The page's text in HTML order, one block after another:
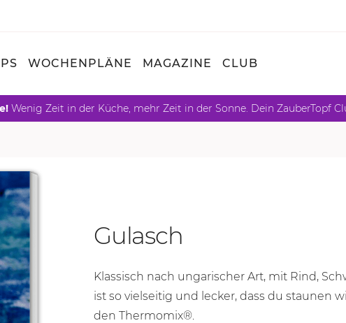
WOCHENPLÄNE MAGAZINE CLUB
Wenig Zeit in der Küche, mehr Zeit in der Sonne. Dein ZauberTopf
Gulasch
Klassisch nach ungarischer Art, mit Rind,
ist so vielseitig und lecker, dass du staunen
den Thermomix®.